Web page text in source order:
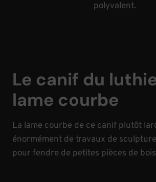
polyvalent.
Le canif du
lame courbe
La lame courbe de ce canif plutôt
énormément de travaux de
pour fendre de petites pièces de